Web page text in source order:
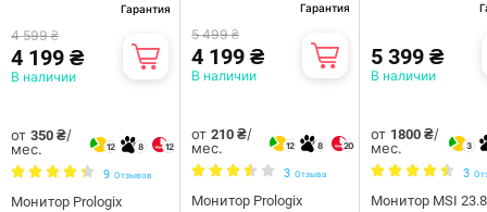
Гарантия
4 599 ₴
4 199 ₴
В наличии
от 350 ₴/
мес.
12 8 12
9 Отзывов
Монитор Prologix
Гарантия
5 499 ₴
4 199 ₴
В наличии
от 210 ₴/
мес.
12 8 20
3 Отзыва
Монитор Prologix
5 399 ₴
В наличии
от 1800 ₴/
мес.
3
3
Монитор MSI